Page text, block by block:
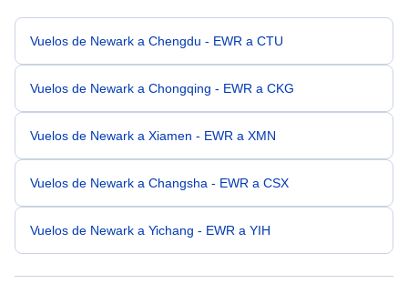
Vuelos de Newark a Chengdu - EWR a CTU
Vuelos de Newark a Chongqing - EWR a CKG
Vuelos de Newark a Xiamen - EWR a XMN
Vuelos de Newark a Changsha - EWR a CSX
Vuelos de Newark a Yichang - EWR a YIH